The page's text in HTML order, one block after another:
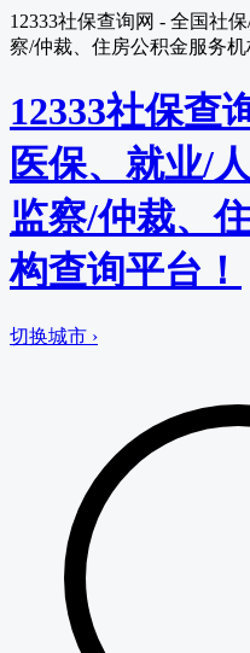
12333社保查询网 - 全国社
察/仲裁、住房公积金服务机
12333社保查
医保、就业/
监察/仲裁、
构查询平台！
切换城市 ›